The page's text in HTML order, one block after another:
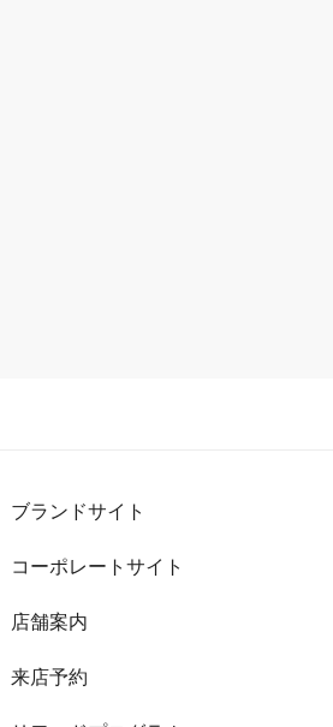
ブランドサイト
コーポレートサイト
店舗案内
来店予約